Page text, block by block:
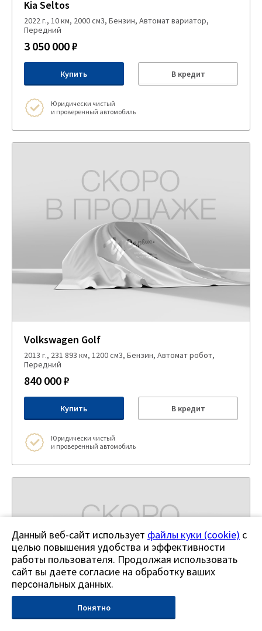
Kia Seltos
2022 г., 10 км, 2000 см3, Бензин, Автомат вариатор,
Передний
3 050 000 ₽
Купить В кредит
Юридически чистый
и проверенный автомобиль
Volkswagen Golf
2013 г., 231 893 км, 1200 см3, Бензин, Автомат робот,
Передний
840 000 ₽
Купить В кредит
Юридически чистый
и проверенный автомобиль
Данный веб-сайт использует файлы куки (cookie) с
целью повышения удобства и эффективности
работы пользователя. Продолжая использовать
сайт вы даете согласие на обработку ваших
персональных данных.
Понятно